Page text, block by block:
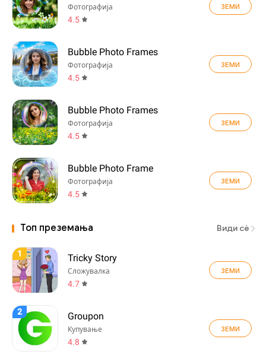
Фотографија
4.5
ЗЕМИ
Bubble Photo Frames
Фотографија
4.5
ЗЕМИ
Bubble Photo Frames
Фотографија
4.5
ЗЕМИ
Bubble Photo Frame
Фотографија
4.5
ЗЕМИ
Топ преземања Види сè
1 Tricky Story
Сложувалка
4.7
ЗЕМИ
2 Groupon
Купување
4.8
ЗЕМИ